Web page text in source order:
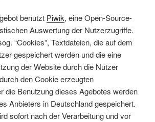
benutzt Piwik, eine Open-Source-
Auswertung der Nutzerzugriffe.
“Cookies”, Textdateien, die auf dem
gespeichert werden und die eine
der Website durch die Nutzer
den Cookie erzeugten
die Benutzung dieses Agebotes werden
Anbieters in Deutschland gespeichert.
sofort nach der Verarbeitung und vor